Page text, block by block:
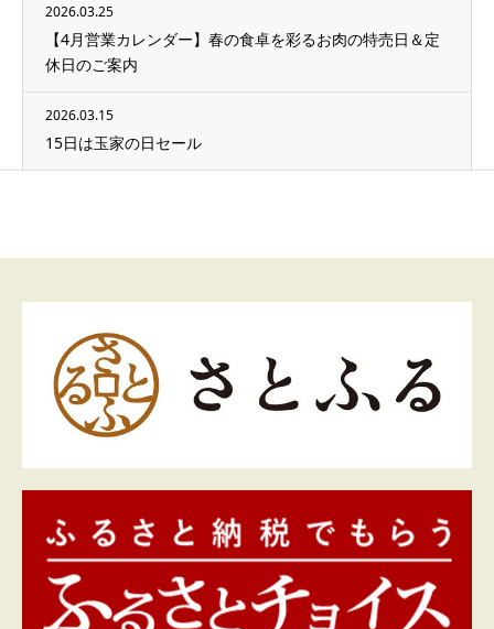
2026.03.25
【4月営業カレンダー】春の食卓を彩るお肉の特売日＆定
休日のご案内
2026.03.15
15日は玉家の日セール